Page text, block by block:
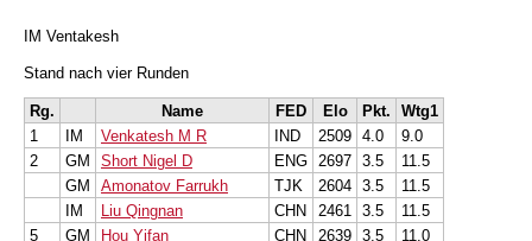
IM Ventakesh
Stand nach vier Runden
Rg. Name FED Elo Pkt.
Wtg1
1
IM Venkatesh M R IND 2509 4.0
9.0
2
GM Short Nigel D ENG 2697 3.5
11.5
GM
Amonatov Farrukh TJK 2604 3.5
11.5
IM
Liu Qingnan CHN 2461 3.5
11.5
5
GM Hou Yifan CHN 2639 3.5
11.0